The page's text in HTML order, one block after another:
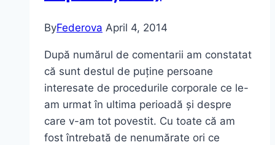
ByFederova April 4, 2014
După numărul de comentarii am constatat
că sunt destul de puține persoane
interesate de procedurile corporale ce le-
am urmat în ultima perioadă și despre
care v-am tot povestit. Cu toate că am
fost întrebată de nenumărate ori ce